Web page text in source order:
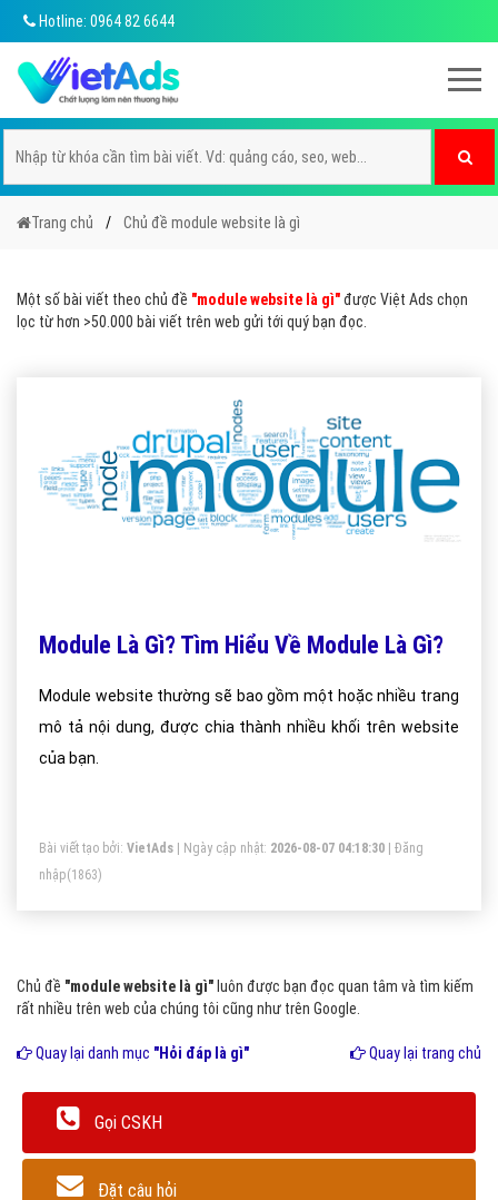
Hotline: 0964 82 6644
Trang chủ Chủ đề module website là gì
Một số bài viết theo chủ đề "module website là gì"được Việt Ads chọn
lọc từ hơn >50.000 bài viết trên web gửi tới quý bạn đọc.
Module Là Gì? Tìm Hiểu Về Module Là Gì?
Module website thường sẽ bao gồm một hoặc nhiều trang
mô tả nội dung, được chia thành nhiều khối trên website
của bạn.
Bài viết tạo bởi: VietAds | Ngày cập nhật: 2026-08-07 04:18:30
Đăng
nhập(1863)
Chủ đề "module website là gì" luôn được bạn đọc quan tâm và tìm kiếm
rất nhiều trên web của chúng tôi cũng như trên Google.
Quay lại danh mục "Hỏi đáp là gì" Quay lại trang chủ
Gọi CSKH
Đặt câu hỏi